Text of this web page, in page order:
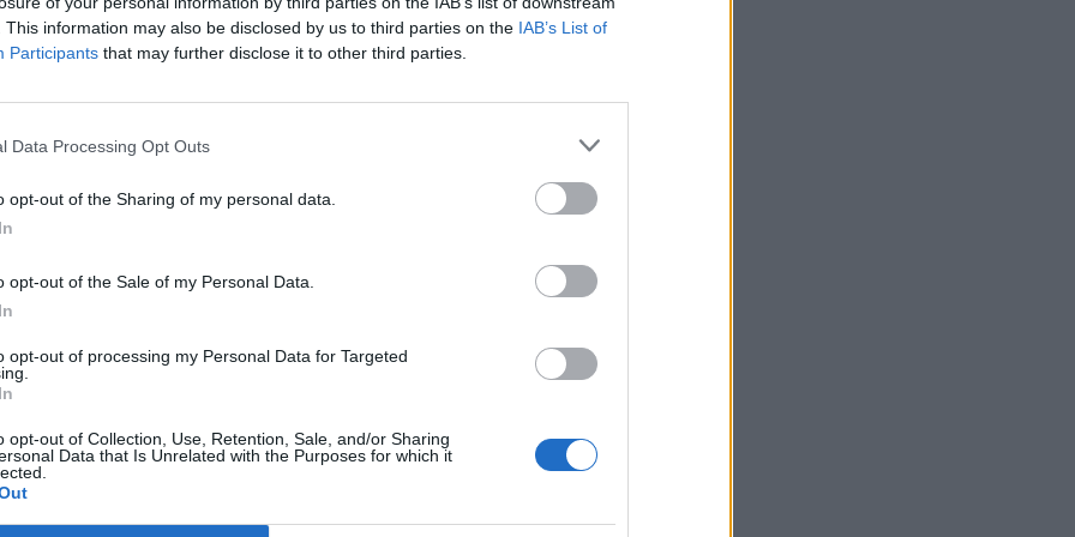
This information may also be disclosed by us to third parties on the IAB’s List of
Participants that may further disclose it to other third parties.
Data Processing Opt Outs
opt-out of the Sharing of my personal data.
opt-out of the Sale of my Personal Data.
opt-out of processing my Personal Data for Targeted
opt-out of Collection, Use, Retention, Sale, and/or Sharing
Data that Is Unrelated with the Purposes for which it
του Πολιτιστικού Συλλόγου
ως μέλος στον σύλλογο «Αίαντα
Μαριάννα Μπαγιαμπού, με το πρόγραμμα
Γυμναστήριο Βλαχιώτη
Ξηροκαμπίου
και ευχάριστο πρόγραμμα για παιδιά
μπορούν να καλούν στα τηλέφωνα
Cdo Laconia